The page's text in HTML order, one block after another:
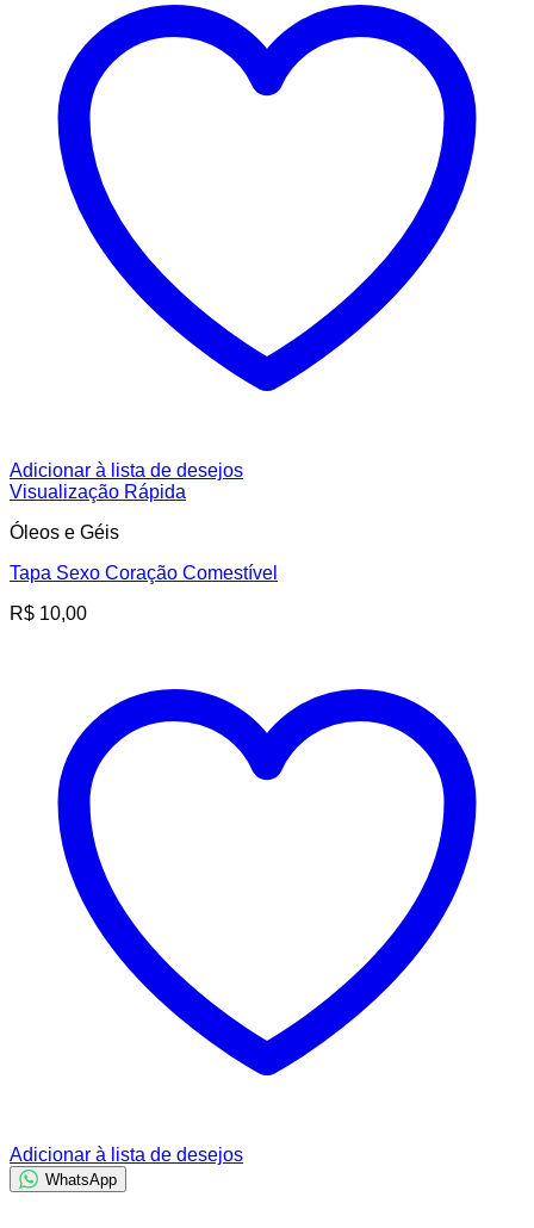
Adicionar à lista de desejos
Visualização Rápida
Óleos e Géis
Tapa Sexo Coração Comestível
R$ 10,00
Adicionar à lista de desejos
WhatsApp